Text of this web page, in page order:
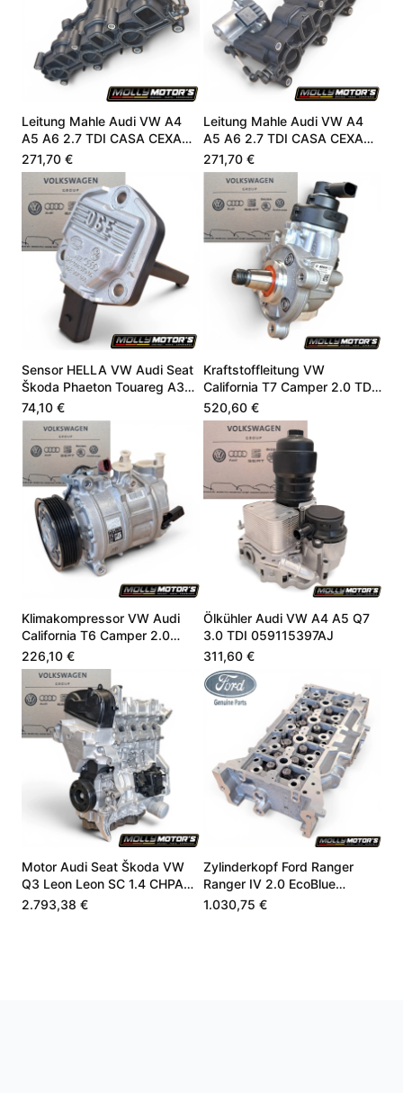
Leitung Mahle Audi VW A4
A5 A6 2.7 TDI CASA CEXA
059129711DC
271,70 €
Leitung Mahle Audi VW A4
A5 A6 2.7 TDI CASA CEXA
059129711DC
271,70 €
Sensor HELLA VW Audi Seat
Škoda Phaeton Touareg A3
4.9 06E907660
74,10 €
Kraftstoffleitung VW
California T7 Camper 2.0 TDI
DZLA DSSA 05L130755B
520,60 €
Klimakompressor VW Audi
California T6 Camper 2.0
CZSE DZLA 7LA816803A
226,10 €
Ölkühler Audi VW A4 A5 Q7
3.0 TDI 059115397AJ
311,60 €
Motor Audi Seat Škoda VW
Q3 Leon Leon SC 1.4 CHPA
CHPB 04E100098A
2.793,38 €
Zylinderkopf Ford Ranger
Ranger IV 2.0 EcoBlue
JB3Q6C032AB
1.030,75 €